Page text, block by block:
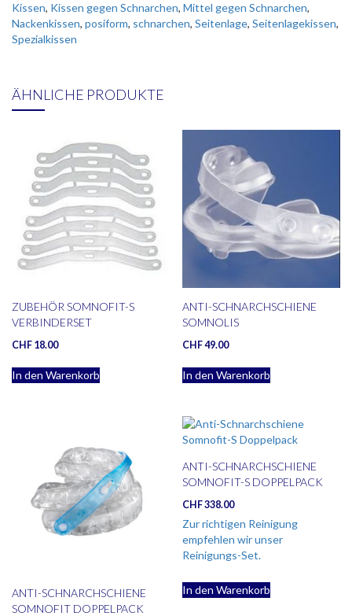
Kissen, Kissen gegen Schnarchen, Mittel gegen Schnarchen,
Nackenkissen, posiform, schnarchen, Seitenlage, Seitenlagekissen,
Spezialkissen
ÄHNLICHE PRODUKTE
ZUBEHÖR SOMNOFIT-S
VERBINDERSET
CHF 18.00
In den Warenkorb
ANTI-SCHNARCHSCHIENE
SOMNOLIS
CHF49.00
In den Warenkorb
ANTI-SCHNARCHSCHIENE
SOMNOFIT DOPPELPACK
ANTI-SCHNARCHSCHIENE
SOMNOFIT-S DOPPELPACK
CHF338.00
Zur richtigen Reinigung
empfehlen wir unser
Reinigungs-Set.
In den Warenkorb